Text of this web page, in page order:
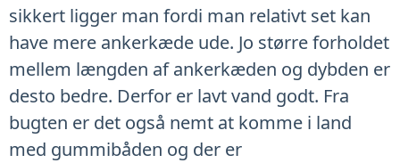
sikkert ligger man fordi man relativt set kan
have mere ankerkæde ude. Jo større forholdet
mellem længden af ankerkæden og dybden er
desto bedre. Derfor er lavt vand godt. Fra
bugten er det også nemt at komme i land
med gummibåden og der er